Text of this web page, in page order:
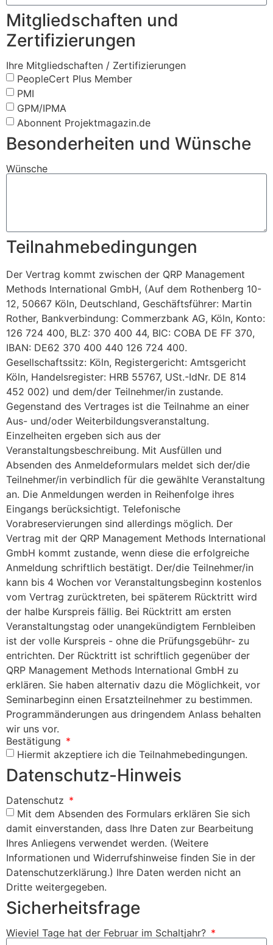
Mitgliedschaften und
Zertifizierungen
Ihre Mitgliedschaften / Zertifizierungen
PeopleCert Plus Member
PMI
GPM/IPMA
Abonnent Projektmagazin.de
Besonderheiten und Wünsche
Wünsche
Teilnahmebedingungen
Der Vertrag kommt zwischen der QRP Management
Methods International GmbH, (Auf dem Rothenberg 10-
12, 50667 Köln, Deutschland, Geschäftsführer: Martin
Rother, Bankverbindung: Commerzbank AG, Köln, Konto:
126 724 400, BLZ: 370 400 44, BIC: COBA DE FF 370,
IBAN: DE62 370 400 440 126 724 400.
Gesellschaftssitz: Köln, Registergericht: Amtsgericht
Köln, Handelsregister: HRB 55767, USt.-IdNr. DE 814
452 002) und dem/der Teilnehmer/in zustande.
Gegenstand des Vertrages ist die Teilnahme an einer
Aus- und/oder Weiterbildungsveranstaltung.
Einzelheiten ergeben sich aus der
Veranstaltungsbeschreibung. Mit Ausfüllen und
Absenden des Anmeldeformulars meldet sich der/die
Teilnehmer/in verbindlich für die gewählte Veranstaltung
an. Die Anmeldungen werden in Reihenfolge ihres
Eingangs berücksichtigt. Telefonische
Vorabreservierungen sind allerdings möglich. Der
Vertrag mit der QRP Management Methods International
GmbH kommt zustande, wenn diese die erfolgreiche
Anmeldung schriftlich bestätigt. Der/die Teilnehmer/in
kann bis 4 Wochen vor Veranstaltungsbeginn kostenlos
vom Vertrag zurücktreten, bei späterem Rücktritt wird
der halbe Kurspreis fällig. Bei Rücktritt am ersten
Veranstaltungstag oder unangekündigtem Fernbleiben
ist der volle Kurspreis - ohne die Prüfungsgebühr- zu
entrichten. Der Rücktritt ist schriftlich gegenüber der
QRP Management Methods International GmbH zu
erklären. Sie haben alternativ dazu die Möglichkeit, vor
Seminarbeginn einen Ersatzteilnehmer zu bestimmen.
Programmänderungen aus dringendem Anlass behalten
wir uns vor.
Bestätigung
Hiermit akzeptiere ich die Teilnahmebedingungen.
Datenschutz-Hinweis
Datenschutz
Mit dem Absenden des Formulars erklären Sie sich
damit einverstanden, dass Ihre Daten zur Bearbeitung
Ihres Anliegens verwendet werden. (Weitere
Informationen und Widerrufshinweise finden Sie in der
Datenschutzerklärung.) Ihre Daten werden nicht an
Dritte weitergegeben.
Sicherheitsfrage
Wieviel Tage hat der Februar im Schaltjahr?